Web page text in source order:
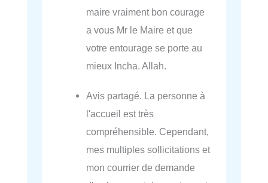
maire vraiment bon courage
a vous Mr le Maire et que
votre entourage se porte au
mieux Incha. Allah.
Avis partagé. La personne à
l'accueil est très
compréhensible. Cependant,
mes multiples sollicitations et
mon courrier de demande